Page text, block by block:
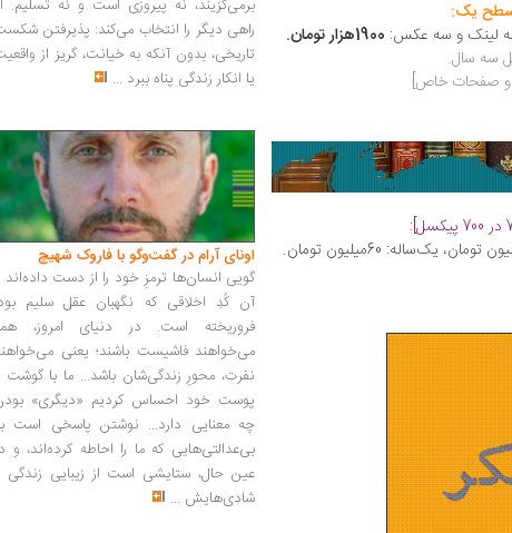
سطح یک:
1900هزار تومان.
سه سال.
و صفحات خاص]
برمی‌گزیند، نه پیروزی است و نه تسلیم.
راهی دیگر را انتخاب می‌کند: پذیرفتن
تاریخی، بدون آنکه به خیانت، گریز از
یا انکار زندگی پناه ببرد ...
اونای آرام در گفت‌وگو با فاروک شهیچ‭
گویی انسان‌ها ترمزِ خود را از دست داده‌اند
آن کُدِ اخلاقی که نگهبان عقل سلیم
فروریخته است. در دنیای امروز،
می‌خواهند فاشیست باشند؛ یعنی
نفرت، محورِ زندگی‌شان باشد... ما با گوشت
پوست خود احساس کردیم «دیگری»
چه معنایی دارد... نوشتن پاسخی است
بی‌عدالتی‌هایی که ما را احاطه کرده‌اند، و
عین حال، ستایشی است از زیبایی زندگی
شادی‌هایش ...